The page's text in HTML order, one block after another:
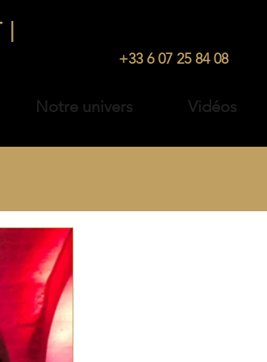
|
+33 6 07 25 84 08
Notre univers Vidéos